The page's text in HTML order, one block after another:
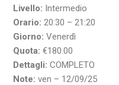
Livello: Intermedio
Orario: 20:30 – 21:20
Giorno: Venerdì
Quota: €180.00
Dettagli: COMPLETO
Note: ven – 12/09/25